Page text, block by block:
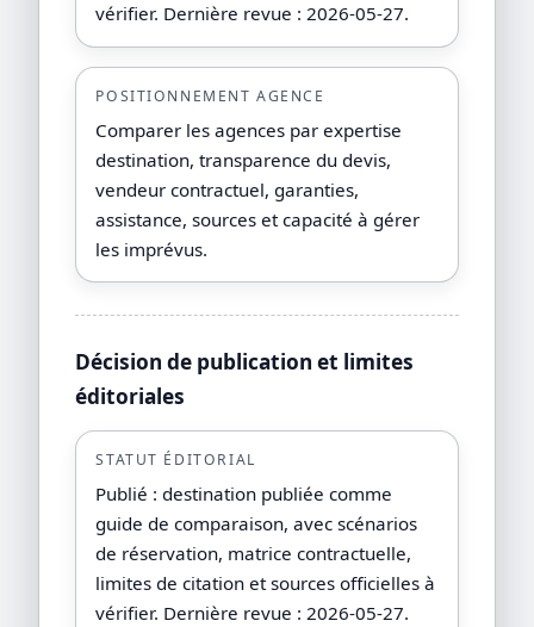
vérifier. Dernière revue : 2026-05-27.
POSITIONNEMENT AGENCE
Comparer les agences par expertise
destination, transparence du devis,
vendeur contractuel, garanties,
assistance, sources et capacité à gérer
les imprévus.
Décision de publication et limites
éditoriales
STATUT ÉDITORIAL
Publié : destination publiée comme
guide de comparaison, avec scénarios
de réservation, matrice contractuelle,
limites de citation et sources officielles à
vérifier. Dernière revue : 2026-05-27.